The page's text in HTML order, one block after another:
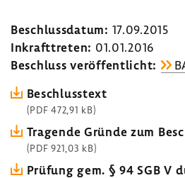
Beschluss­datum: 17.09.2015
Inkraft­treten: 01.01.2016
Beschluss veröf­fent­licht:
Beschluss­text
(PDF 472,91 kB)
Tragende Gründe zum
(PDF 921,03 kB)
Prüfung gem. § 94 SGB V